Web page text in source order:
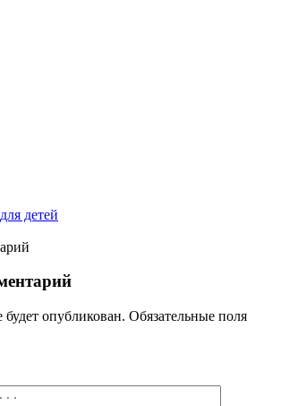
детей
опубликован. Обязательные поля